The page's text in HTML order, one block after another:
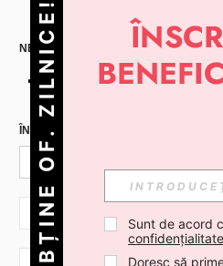
NE GĂSEȘTI PE
ÎNREGISTREAZĂ-TE PENTRU A
RO + 40
OBȚINE OF. ZILNICE! Sunt de acord
Doresc să